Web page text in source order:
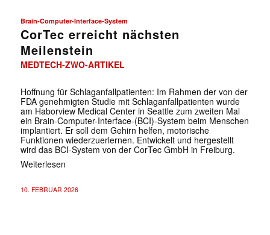
Brain-Computer-Interface-System
CorTec erreicht nächsten
Meilenstein
MEDTECH-ZWO-ARTIKEL
Hoffnung für Schlaganfallpatienten: Im Rahmen der von der
FDA genehmigten Studie mit Schlaganfallpatienten wurde
am Haborview Medical Center in Seattle zum zweiten Mal
ein Brain-Computer-Interface-(BCI)-System beim Menschen
implantiert. Er soll dem Gehirn helfen, motorische
Funktionen wiederzuerlernen. Entwickelt und hergestellt
wird das BCI-System von der CorTec GmbH in Freiburg.
Weiterlesen
10. FEBRUAR 2026